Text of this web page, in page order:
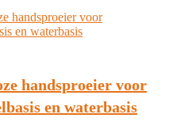
handsproeier voor
en waterbasis